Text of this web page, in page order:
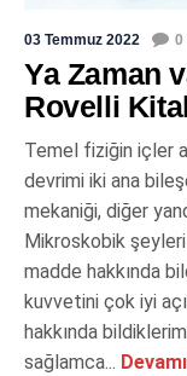
03 Temmuz 2022 0
Ya Zaman
Rovelli
Temel fiziğin içler
devrimi iki ana
mekaniği, diğer
Mikroskobik
madde hakkında
kuvvetini çok iyi
hakkında
sağlamca...